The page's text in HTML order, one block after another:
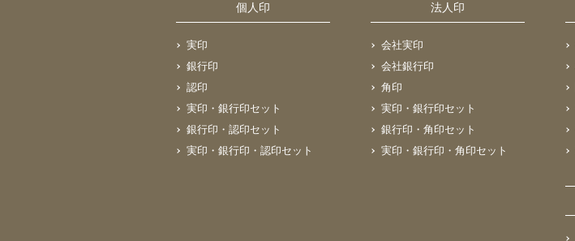
個人印
実印
銀行印
認印
実印・銀行印セット
銀行印・認印セット
実印・銀行印・認印セット
法人印
会社実印
会社銀行印
角印
実印・銀行印セット
銀行印・角印セット
実印・銀行印・角印セット